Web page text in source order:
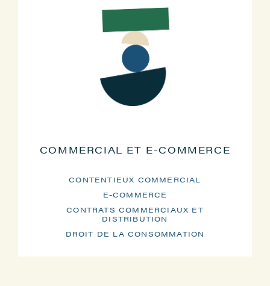
COMMERCIAL ET E-COMMERCE
CONTENTIEUX COMMERCIAL
E-COMMERCE
CONTRATS COMMERCIAUX ET
DISTRIBUTION
DROIT DE LA CONSOMMATION